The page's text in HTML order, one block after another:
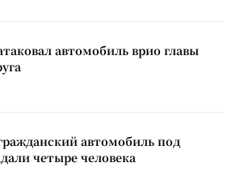
автомобиль врио главы
автомобиль под
четыре человека